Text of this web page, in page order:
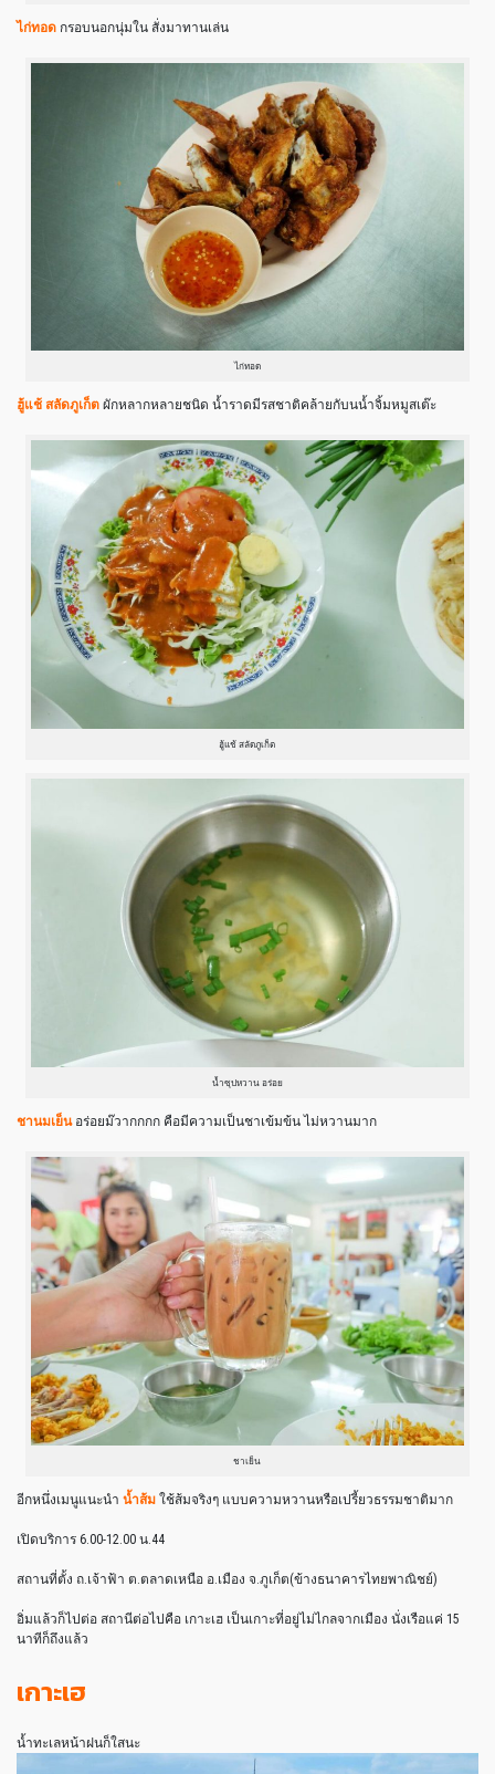
ไก่ทอด กรอบนอกนุ่มใน สั่งมาทานเล่น
ไก่ทอด
ฮู้แช้ สลัดภูเก็ต ผักหลากหลายชนิด น้ำราดมีรสชาติคล้ายกับนน้ำจิ้มหมูสเต๊ะ
ฮู้แช้ สลัดภูเก็ต
น้ำซุปหวาน อร่อย
ชานมเย็นอร่อยม๊วากกกก คือมีความเป็นชาเข้มข้น ไม่หวานมาก
ชาเย็น
อีกหนึ่งเมนูแนะนำ น้ำส้ม ใช้ส้มจริงๆ แบบความหวานหรือเปรี้ยวธรรมชาติมาก
เปิดบริการ 6.00-12.00 น.44
สถานที่ตั้ง ถ.เจ้าฟ้า ต.ตลาดเหนือ อ.เมือง จ.ภูเก็ต(ข้างธนาคารไทยพาณิชย์)
อิ่มแล้วก็ไปต่อ สถานีต่อไปคือ เกาะเฮ เป็นเกาะที่อยู่ไม่ไกลจากเมือง นั่งเรือแค่ 15
นาทีก็ถึงแล้ว
เกาะเฮ
น้ำทะเลหน้าฝนก็ใสนะ